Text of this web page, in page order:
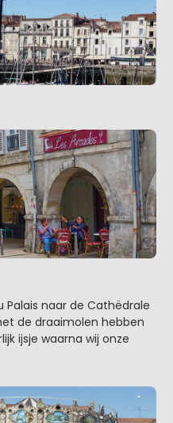
Palais naar de Cathëdrale
de draaimolen hebben
ijsje waarna wij onze